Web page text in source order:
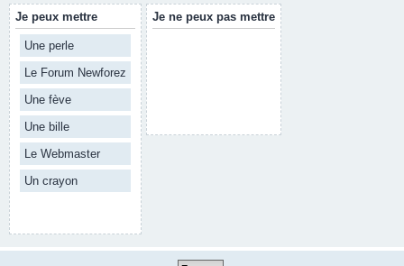
Je peux mettre
Une perle
Le Forum Newforez
Une fève
Une bille
Le Webmaster
Un crayon
Je ne peux pas mettre